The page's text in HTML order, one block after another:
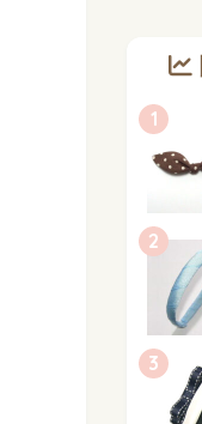
1
2
3